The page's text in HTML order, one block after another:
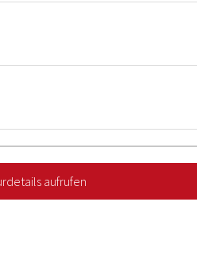
aufrufen